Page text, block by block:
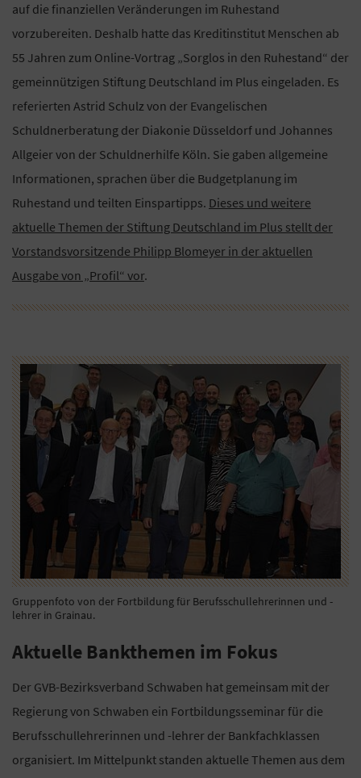
auf die finanziellen Veränderungen im Ruhestand
vorzubereiten. Deshalb hatte das Kreditinstitut Menschen ab
55 Jahren zum Online-Vortrag „Sorglos in den Ruhestand“ der
gemeinnützigen Stiftung Deutschland im Plus eingeladen. Es
referierten Astrid Schulz von der Evangelischen
Schuldnerberatung der Diakonie Düsseldorf und Johannes
Allgeier von der Schuldnerhilfe Köln. Sie gaben allgemeine
Informationen, sprachen über die Budgetplanung im
Ruhestand und teilten Einspartipps. Dieses und weitere
aktuelle Themen der Stiftung Deutschland im Plus stellt der
Vorstandsvorsitzende Philipp Blomeyer in der aktuellen
Ausgabe von „Profil“ vor.
Gruppenfoto von der Fortbildung für Berufsschullehrerinnen und -
lehrer in Grainau.
Aktuelle Bankthemen im Fokus
Der GVB-Bezirksverband Schwaben hat gemeinsam mit der
Regierung von Schwaben ein Fortbildungsseminar für die
Berufsschullehrerinnen und -lehrer der Bankfachklassen
organisiert. Im Mittelpunkt standen aktuelle Themen aus dem